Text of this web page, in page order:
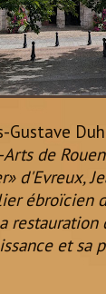
de
d'Evreux,
ébroïcien
et